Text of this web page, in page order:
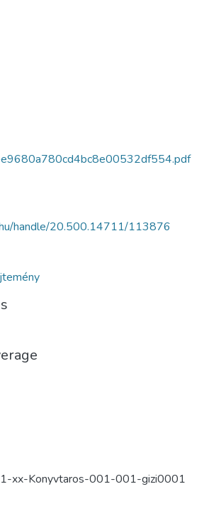
handle/20.500.14711/113876
xx-Konyvtaros-001-001-gizi0001